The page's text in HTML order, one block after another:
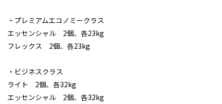
・プレミアムエコノミークラス
エッセンシャル 2個、各23kg
フレックス 2個、各23kg
・ビジネスクラス
ライト 2個、各32kg
エッセンシャル 2個、各32kg